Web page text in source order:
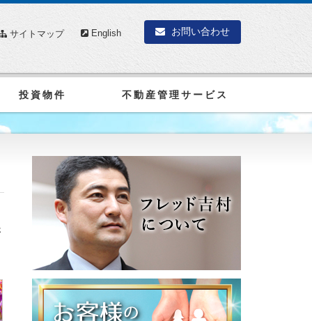
投資物件 不動産管理サービス
サイトマップ English お問い合わせ